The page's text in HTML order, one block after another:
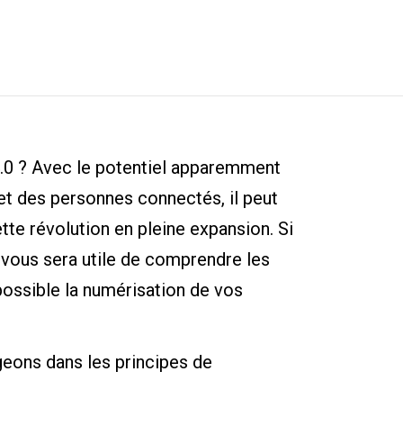
? Avec le potentiel apparemment
des personnes connectés, il peut
révolution en pleine expansion. Si
sera utile de comprendre les
la numérisation de vos
dans les principes de